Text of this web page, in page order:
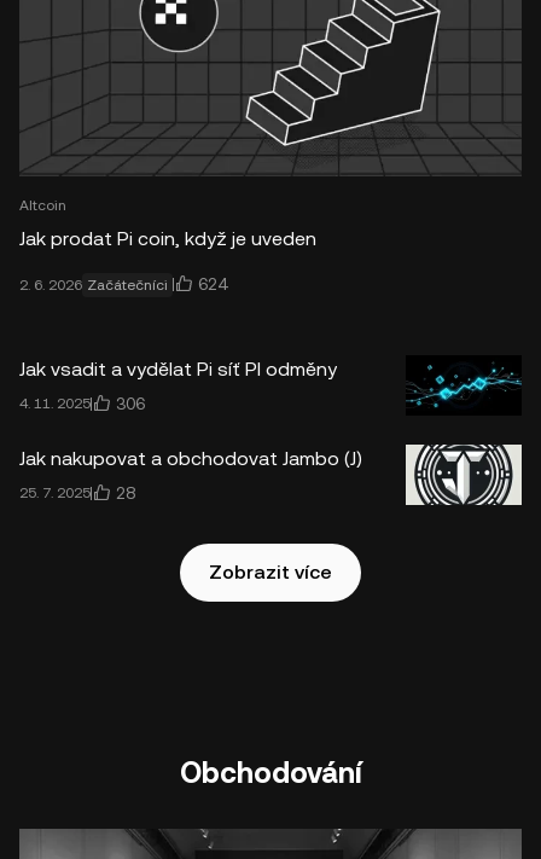
Altcoin
Jak prodat Pi coin, když je uveden
2. 6. 2026 Začátečníci 624
Jak vsadit a vydělat Pi síť PI odměny
4. 11. 2025 306
Jak nakupovat a obchodovat Jambo (J)
25. 7. 2025 28
Zobrazit více
Obchodování